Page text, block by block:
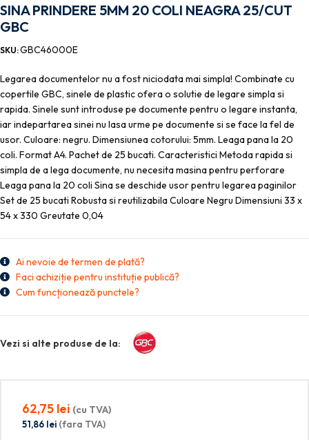
SINA PRINDERE 5MM 20 COLI NEAGRA 25/CUT
GBC
SKU:GBC46000E
Legarea documentelor nu a fost niciodata mai simpla! Combinate cu
copertile GBC, sinele de plastic ofera o solutie de legare simpla si
rapida. Sinele sunt introduse pe documente pentru o legare instanta,
iar indepartarea sinei nu lasa urme pe documente si se face la fel de
usor. Culoare: negru. Dimensiunea cotorului: 5mm. Leaga pana la 20
coli. Format A4. Pachet de 25 bucati. Caracteristici Metoda rapida si
simpla de a lega documente, nu necesita masina pentru perforare
Leaga pana la 20 coli Sina se deschide usor pentru legarea paginilor
Set de 25 bucati Robusta si reutilizabila Culoare Negru Dimensiuni 33 x
54 x 330 Greutate 0,04
Ai nevoie de termen de plată?
Faci achiziție pentru instituție publică?
Cum funcționează punctele?
Vezi si alte produse de la:
62,75 lei (cu TVA)
51,86 lei (fara TVA)